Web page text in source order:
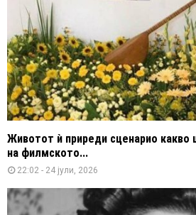
Животот ѝ приреди сценарио какво
на филмското...
22:02 - 24 јули, 2026